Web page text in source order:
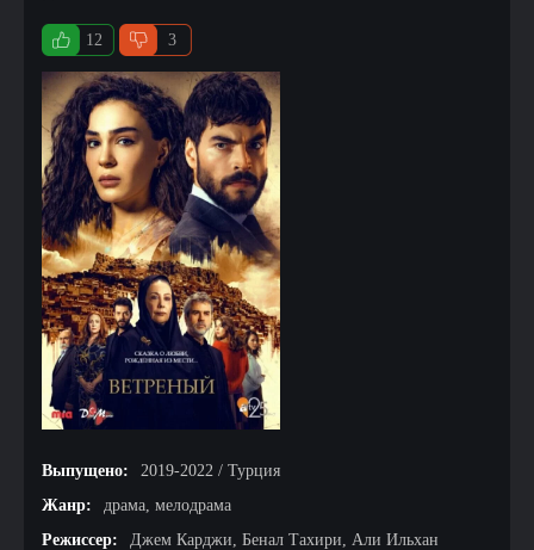
12 3
Выпущено:
2019-2022 / Турция
Жанр:
драма, мелодрама
Режиссер:
Джем Карджи, Бенал Тахири, Али Ильхан